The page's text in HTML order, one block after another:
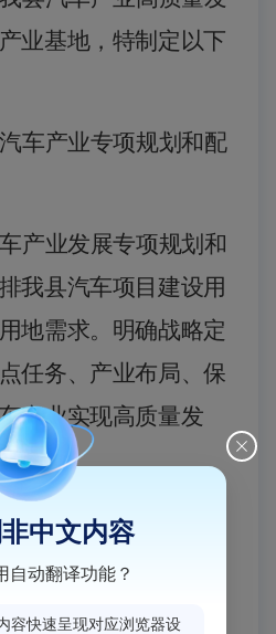
业基地，特制定以下
车产业专项规划和配
产业发展专项规划和
我县汽车项目建设用
地需求。明确战略定
任务、产业布局、保
产业实现高质量发
投资区管委会、县工
汽车园区发展规划
中文内容
自动翻译功能？
容快速呈现对应浏览器设